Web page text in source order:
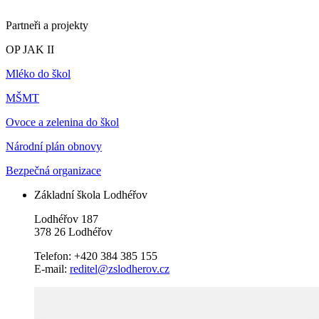
Partneři a projekty
OP JAK II
Mléko do škol
MŠMT
Ovoce a zelenina do škol
Národní plán obnovy
Bezpečná organizace
Základní škola Lodhéřov
Lodhéřov 187
378 26 Lodhéřov
Telefon: +420 384 385 155
E-mail: reditel@zslodherov.cz